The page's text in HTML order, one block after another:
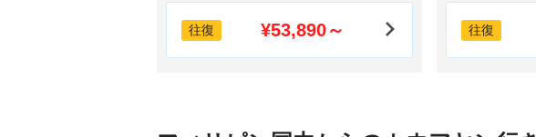
往復 ¥53,890～ 往復